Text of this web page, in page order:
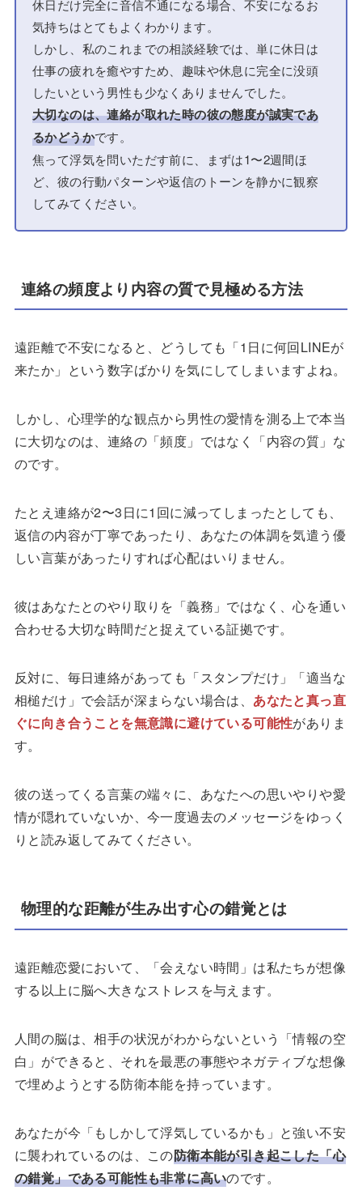
休日だけ完全に音信不通になる場合、不安になるお
気持ちはとてもよくわかります。
しかし、私のこれまでの相談経験では、単に休日は
仕事の疲れを癒やすため、趣味や休息に完全に没頭
したいという男性も少なくありませんでした。
大切なのは、連絡が取れた時の彼の態度が誠実であ
るかどうかです。
焦って浮気を問いただす前に、まずは1〜2週間ほ
ど、彼の行動パターンや返信のトーンを静かに観察
してみてください。
連絡の頻度より内容の質で見極める方法
遠距離で不安になると、どうしても「1日に何回LINEが
来たか」という数字ばかりを気にしてしまいますよね。
しかし、心理学的な観点から男性の愛情を測る上で本当
に大切なのは、連絡の「頻度」ではなく「内容の質」な
のです。
たとえ連絡が2〜3日に1回に減ってしまったとしても、
返信の内容が丁寧であったり、あなたの体調を気遣う優
しい言葉があったりすれば心配はいりません。
彼はあなたとのやり取りを「義務」ではなく、心を通い
合わせる大切な時間だと捉えている証拠です。
反対に、毎日連絡があっても「スタンプだけ」「適当な
相槌だけ」で会話が深まらない場合は、 あなたと真っ直
ぐに向き合うことを無意識に避けている可能性がありま
す。
彼の送ってくる言葉の端々に、あなたへの思いやりや愛
情が隠れていないか、今一度過去のメッセージをゆっく
りと読み返してみてください。
物理的な距離が生み出す心の錯覚とは
遠距離恋愛において、「会えない時間」は私たちが想像
する以上に脳へ大きなストレスを与えます。
人間の脳は、相手の状況がわからないという「情報の空
白」ができると、それを最悪の事態やネガティブな想像
で埋めようとする防衛本能を持っています。
あなたが今「もしかして浮気しているかも」と強い不安
に襲われているのは、この防衛本能が引き起こした「心
の錯覚」である可能性も非常に高いのです。